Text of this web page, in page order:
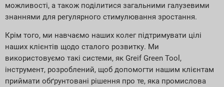
можливості, а також поділитися загальними галузевими
знаннями для регулярного стимулювання зростання.
Крім того, ми навчаємо наших колег підтримувати цілі
наших клієнтів щодо сталого розвитку. Ми
використовуємо такі системи, як Greif Green Tool,
інструмент, розроблений, щоб допомогти нашим клієнтам
приймати обґрунтовані рішення про те, яка промислова